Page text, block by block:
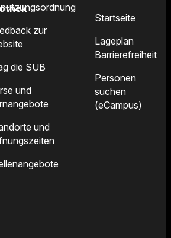
zur
die SUB
und
und
Startseite
Lageplan
Barrierefreiheit
Personen
suchen
(eCampus)